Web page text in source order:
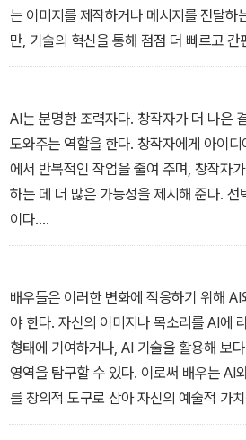
는 이미지를 제작하거나 메시지를 전달하
만, 기술의 혁신을 통해 점점 더 빠르고 간
계를 변화시켜 오고 있다.
- 01_“흑백 필름에서 인공지능까지” 중에
AI는 분명한 조력자다. 창작자가 더 나은
도와주는 역할을 한다. 창작자에게 아이
에서 반복적인 작업을 줄여 주며, 창작자
하는 데 더 많은 가능성을 제시해 준다.
이다.
배우들은 이러한 변화에 적응하기 위해
야 한다. 자신의 이미지나 목소리를 AI에
형태에 기여하거나, AI 기술을 활용해 보
영역을 탐구할 수 있다. 이로써 배우는 AI
를 창의적 도구로 삼아 자신의 예술적 가
으로 나아가야 할 것이다.